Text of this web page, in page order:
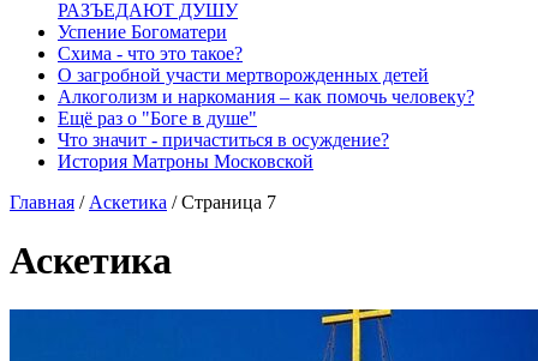
РАЗЪЕДАЮТ ДУШУ
Успение Богоматери
Схима - что это такое?
О загробной участи мертворожденных детей
Алкоголизм и наркомания – как помочь человеку?
Ещё раз о "Боге в душе"
Что значит - причаститься в осуждение?
История Матроны Московской
Главная / Аскетика /Страница 7
Аскетика